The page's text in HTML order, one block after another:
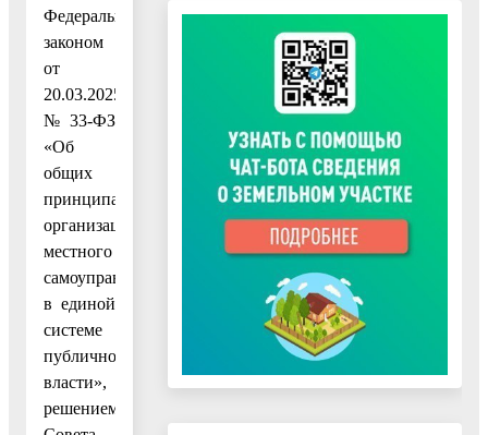
Федеральным
законом
от
20.03.2025
№ 33-ФЗ
«Об
общих
принципах
организации
местного
самоуправления
в единой
системе
публичной
власти»,
решением